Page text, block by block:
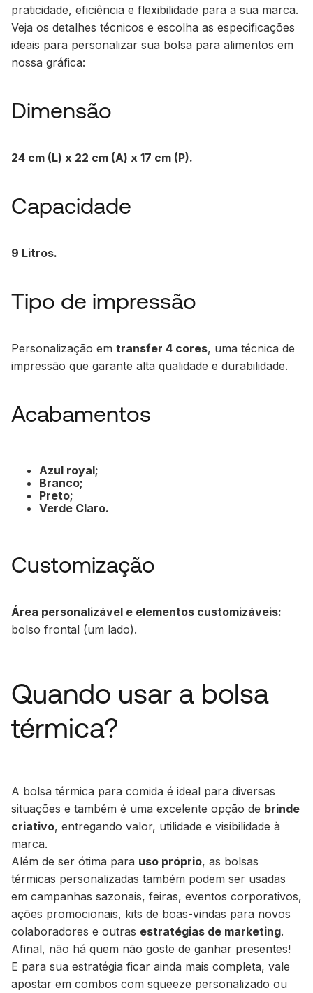
praticidade, eficiência e flexibilidade para a sua marca.
Veja os detalhes técnicos e escolha as especificações
ideais para personalizar sua bolsa para alimentos em
nossa gráfica:
Dimensão
24 cm (L) x 22 cm (A) x 17 cm (P).
Capacidade
9 Litros.
Tipo de impressão
Personalização em transfer 4 cores, uma técnica de
impressão que garante alta qualidade e durabilidade.
Acabamentos
Azul royal;
Branco;
Preto;
Verde Claro.
Customização
Área personalizável e elementos customizáveis:
bolso frontal (um lado).
Quando usar a bolsa
térmica?
A bolsa térmica para comida é ideal para diversas
situações e também é uma excelente opção de brinde
criativo, entregando valor, utilidade e visibilidade à
marca.
Além de ser ótima para uso próprio, as bolsas
térmicas personalizadas também podem ser usadas
em campanhas sazonais, feiras, eventos corporativos,
ações promocionais, kits de boas-vindas para novos
colaboradores e outras estratégias de marketing.
Afinal, não há quem não goste de ganhar presentes!
E para sua estratégia ficar ainda mais completa, vale
apostar em combos com squeeze personalizado ou